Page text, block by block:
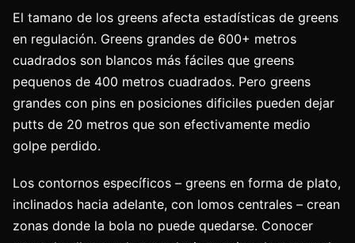
El tamano de los greens afecta estadísticas de greens
en regulación. Greens grandes de 600+ metros
cuadrados son blancos más fáciles que greens
pequenos de 400 metros cuadrados. Pero greens
grandes con pins en posiciones dificiles pueden dejar
putts de 20 metros que son efectivamente medio
golpe perdido.
Los contornos específicos – greens en forma de plato,
inclinados hacia adelante, con lomos centrales – crean
zonas donde la bola no puede quedarse. Conocer